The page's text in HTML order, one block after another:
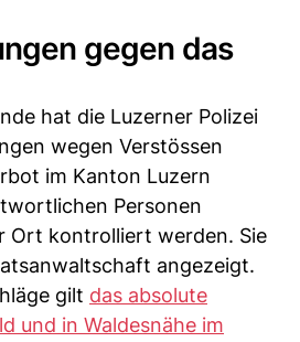
gegen das
hat die Luzerner Polizei
wegen Verstössen
im Kanton Luzern
Personen
Ort kontrolliert werden. Sie
angezeigt.
gilt das absolute
und in Waldesnähe im